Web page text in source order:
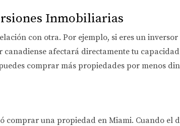
Inmobiliarias
con otra. Por ejemplo, si eres un
afectará directamente tu
comprar más propiedades por menos
comprar una propiedad en Miami. Cuando el